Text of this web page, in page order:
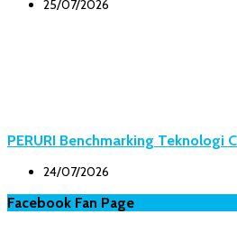
25/07/2026
PERURI Benchmarking Teknologi
24/07/2026
Facebook Fan Page